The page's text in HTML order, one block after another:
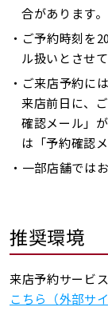
合があります。
・ご予約時刻を
ル扱いとさせ
・ご来店予約に
来店前日に、
確認メール」
は「予約確認
・一部店舗では
推奨環境
来店予約サービ
こちら（外部サイ